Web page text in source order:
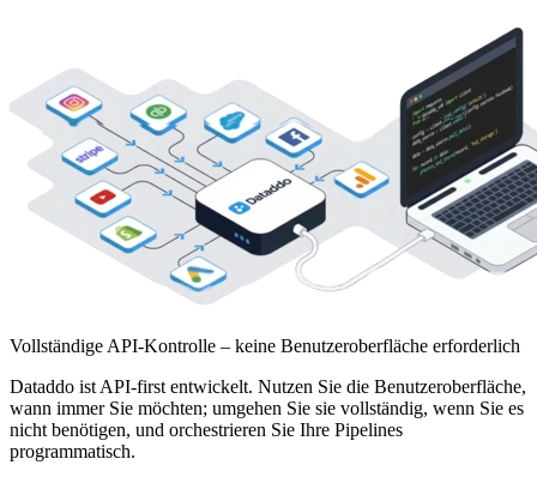
Vollständige API-Kontrolle – keine Benutzeroberfläche erforderlich
Dataddo ist API-first entwickelt. Nutzen Sie die Benutzeroberfläche,
wann immer Sie möchten; umgehen Sie sie vollständig, wenn Sie es
nicht benötigen, und orchestrieren Sie Ihre Pipelines
programmatisch.